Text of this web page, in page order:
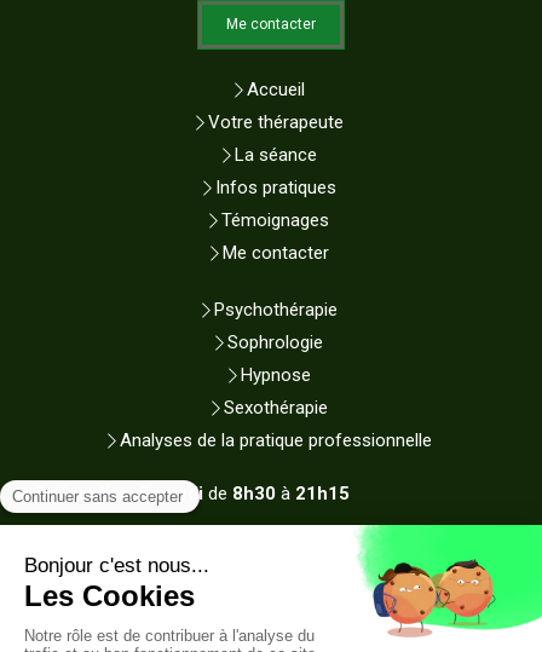
Me contacter
Accueil
Votre thérapeute
La séance
Infos pratiques
Témoignages
Me contacter
Psychothérapie
Sophrologie
Hypnose
Sexothérapie
Analyses de la pratique professionnelle
DuLundiauSamedi de 8h30 à 21h15
Mentions légales